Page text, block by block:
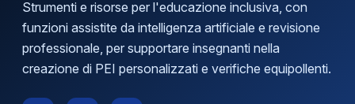
Strumenti e risorse per l'educazione inclusiva, con
funzioni assistite da intelligenza artificiale e revisione
professionale, per supportare insegnanti nella
creazione di PEI personalizzati e verifiche equipollenti.